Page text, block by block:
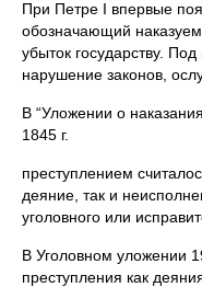
При Петре I впервые
обозначающий
убыток государству.
нарушение законов,
В “Уложении о
1845 г.
преступлением
деяние, так и
уголовного или
В Уголовном уложении
преступления как